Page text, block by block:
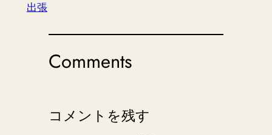
出張
Comments
コメントを残す